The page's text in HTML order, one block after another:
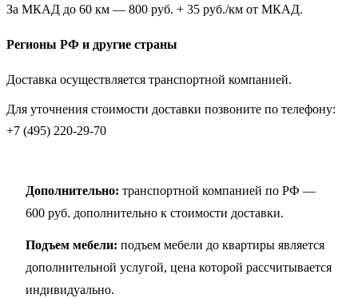
За МКАД до 60 км — 800 руб. + 35 руб./км от МКАД.
Регионы РФ и другие страны
Доставка осуществляется транспортной компанией.
Для уточнения стоимости доставки позвоните по телефону:
+7 (495) 220-29-70
Дополнительно: транспортной компанией по РФ —
600 руб. дополнительно к стоимости доставки.
Подъем мебели: подъем мебели до квартиры является
дополнительной услугой, цена которой рассчитывается
индивидуально.